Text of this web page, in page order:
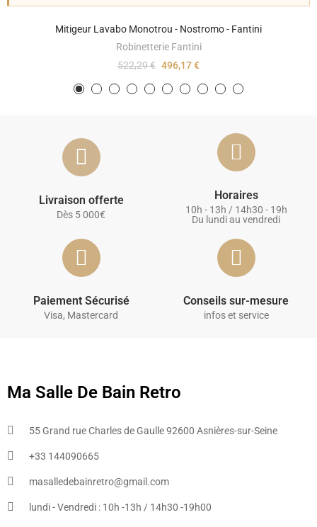
Mitigeur Lavabo Monotrou - Nostromo - Fantini
Robinetterie Fantini
522,29 € 496,17 €
Livraison offerte
Dès 5 000€
Horaires
10h - 13h / 14h30 - 19h
Du lundi au vendredi
Paiement Sécurisé
Visa, Mastercard
Conseils sur-mesure
infos et service
Ma Salle De Bain Retro
55 Grand rue Charles de Gaulle 92600 Asnières-sur-Seine
+33 144090665​
masalledebainretro@gmail.com
lundi - Vendredi : 10h -13h / 14h30 -19h00